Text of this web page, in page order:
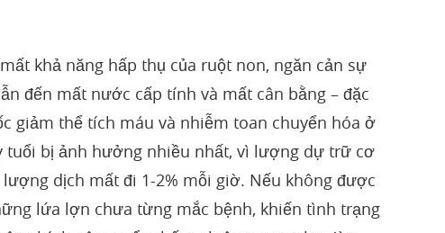
khả năng hấp thụ của ruột non, ngăn cản sự
đến mất nước cấp tính và mất cân bằng – đặc
giảm thể tích máu và nhiễm toan chuyển hóa ở
bị ảnh hưởng nhiều nhất, vì lượng dự trữ cơ
dịch mất đi 1-2% mỗi giờ. Nếu không được
lứa lợn chưa từng mắc bệnh, khiến tình trạng